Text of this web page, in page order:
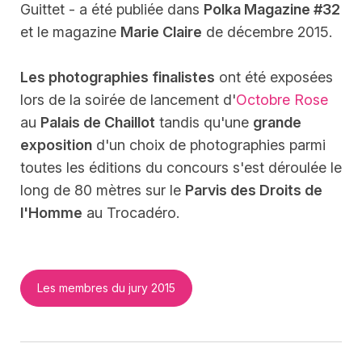
Guittet - a été publiée dans Polka Magazine #32
et le magazine Marie Claire de décembre 2015.
Les photographies finalistes ont été exposées
lors de la soirée de lancement d'Octobre Rose
au Palais de Chaillot tandis qu'une grande
exposition d'un choix de photographies parmi
toutes les éditions du concours s'est déroulée le
long de 80 mètres sur le Parvis des Droits de
l'Homme au Trocadéro.
Les membres du jury 2015